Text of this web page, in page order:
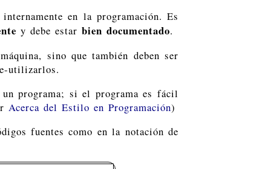
en la programación. Es
y debe estar bien documentado.
sino que también deben ser
utilizarlos.
programa; si el programa es fácil
Acerca del Estilo en Programación)
fuentes como en la notación de